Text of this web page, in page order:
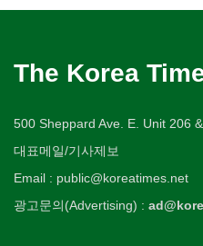
The Korea
500 Sheppard Ave. E. Unit 206
대표메일/기사제보
Email : public@koreatimes.net
광고문의(Advertising) :